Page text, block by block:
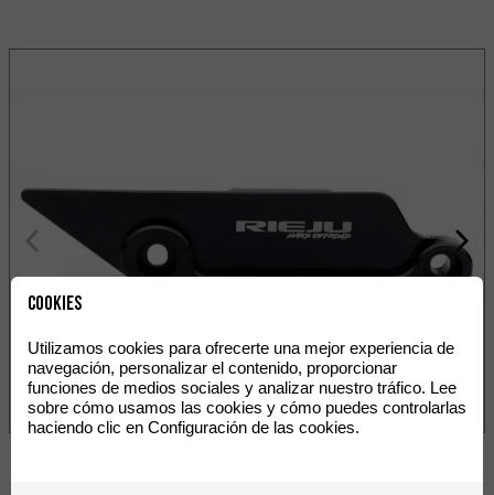
Cookies
Utilizamos cookies para ofrecerte una mejor experiencia de
navegación, personalizar el contenido, proporcionar
funciones de medios sociales y analizar nuestro tráfico. Lee
sobre cómo usamos las cookies y cómo puedes controlarlas
haciendo clic en Configuración de las cookies.